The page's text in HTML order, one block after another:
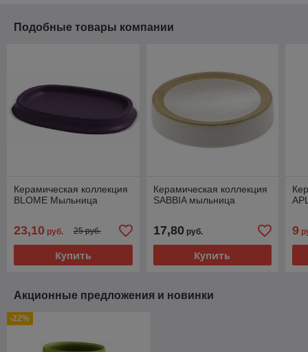
Подобные товары компании
Керамическая коллекция
BLOME Мыльница
23,10 руб. 25 руб.
Купить
Керамическая коллекция
SABBIA мыльница
17,80руб.
Купить
9
Акционные предложения и новинки
-22%